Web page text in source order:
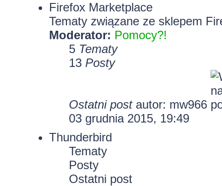
Firefox Marketplace
Tematy związane ze sklepem
Moderator: Pomocy?!
5 Tematy
13 Posty
Ostatni postautor: mw966
03 grudnia 2015, 19:49
Thunderbird
Tematy
Posty
Ostatni post